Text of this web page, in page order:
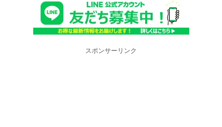
スポンサーリンク